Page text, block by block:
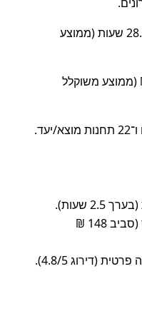
טווחי משך כוללים: 1.1 שעות–28.7 שעות (ממוצע
מחיר כוללים: 25–4705 ₪ (ממוצע משוקלל
שעות).
לתקציב מוגבל – אוטובוס (סביב 148 ₪
(דירוג 4.8/5).